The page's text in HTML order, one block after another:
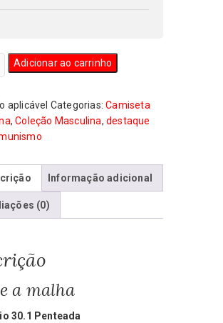
Adicionar ao carrinho
aplicável Categorias:Camiseta
,Coleção Masculina,destaque
Informação adicional
(0)
a malha
30.1 Penteada